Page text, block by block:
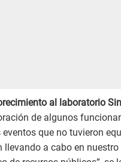
al laboratorio
de algunos
que no tuvieron
a cabo en